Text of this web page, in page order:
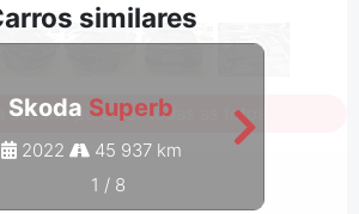
similares
Skoda Superb
2022
45 937 km
1 / 8
para ver todas as fotos